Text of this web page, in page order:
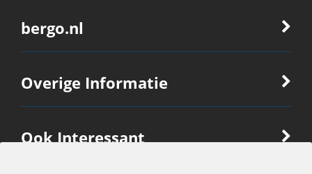
bergo.nl
Overige Informatie
Ook Interessant